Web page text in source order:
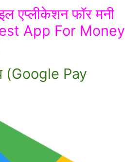
एप्लीकेशन फॉर मनी
App For Money
(Google Pay